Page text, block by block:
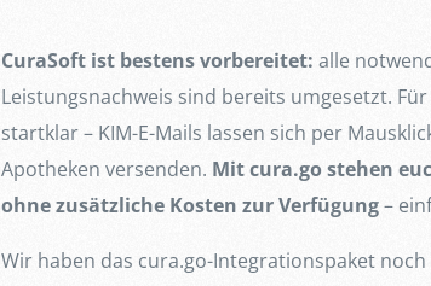
CuraSoft ist bestens vorbereitet: alle
Leistungsnachweis sind bereits umgesetzt.
startklar – KIM-E-Mails lassen sich per
Apotheken versenden. Mit cura.go stehen
ohne zusätzliche Kosten zur Verfügung–
Wir haben das cura.go-Integrationspaket